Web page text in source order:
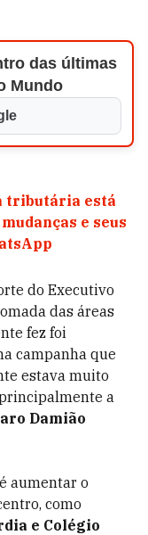
das últimas
Mundo
tributária está
e seus
do Executivo
das áreas
fez foi
campanha que
estava muito
a
Damião
aumentar o
como
e Colégio